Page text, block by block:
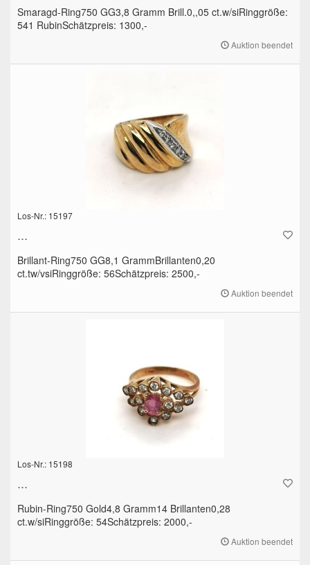
Smaragd-Ring750 GG3,8 Gramm Brill.0,,05 ct.w/siRinggröße:
541 RubinSchätzpreis: 1300,-
Auktion beendet
Los-Nr.: 15197
...
Brillant-Ring750 GG8,1 GrammBrillanten0,20
ct.tw/vsiRinggröße: 56Schätzpreis: 2500,-
Auktion beendet
Los-Nr.: 15198
...
Rubin-Ring750 Gold4,8 Gramm14 Brillanten0,28
ct.w/siRinggröße: 54Schätzpreis: 2000,-
Auktion beendet